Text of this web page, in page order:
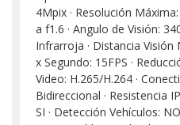
4Mpix · Resolución
a f1.6 · Angulo de Visión:
Infrarroja · Distancia Visión
x Segundo: 15FPS ·
Video: H.265/H.264 ·
Bidireccional · Resistencia
SI · Detección Vehículos: